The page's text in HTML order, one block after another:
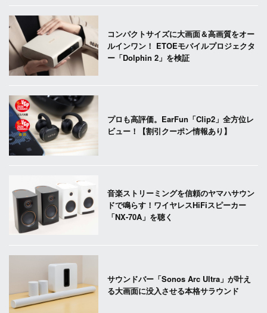
コンパクトサイズに大画面＆高画質をオー
ルインワン！ ETOEモバイルプロジェクタ
ー「Dolphin 2」を検証
プロも高評価。EarFun「Clip2」全方位レ
ビュー！【割引クーポン情報あり】
音楽ストリーミングを信頼のヤマハサウン
ドで鳴らす！ワイヤレスHiFiスピーカー
「NX-70A」を聴く
サウンドバー「Sonos Arc Ultra」が叶え
る大画面に没入させる本格サラウンド